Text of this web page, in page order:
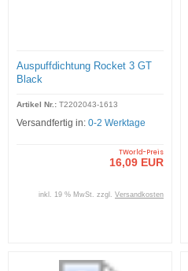
Auspuffdichtung Rocket 3 GT
Black
Artikel Nr.: T2202043-1613
Versandfertig in: 0-2 Werktage
TWorld-Preis
16,09 EUR
inkl. 19 % MwSt. zzgl. Versandkosten